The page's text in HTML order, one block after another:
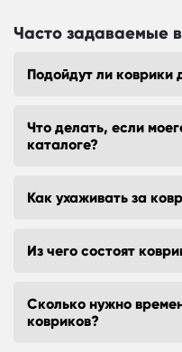
Часто задаваемые
Подойдут ли коврики
Что делать, если
каталоге?
Как ухаживать за
Из чего состоят
Сколько нужно
ковриков?